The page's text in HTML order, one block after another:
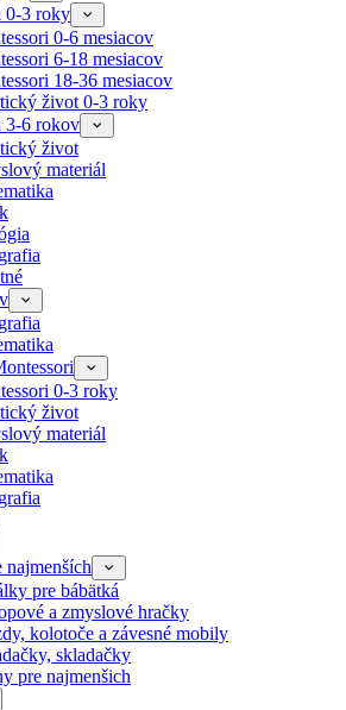
0-3 roky
0-6 mesiacov
6-18 mesiacov
18-36 mesiacov
život 0-3 roky
3-6 rokov
život
materiál
0-3 roky
život
materiál
pre bábätká
a zmyslové hračky
kolotoče a závesné mobily
skladačky
pre najmenšich